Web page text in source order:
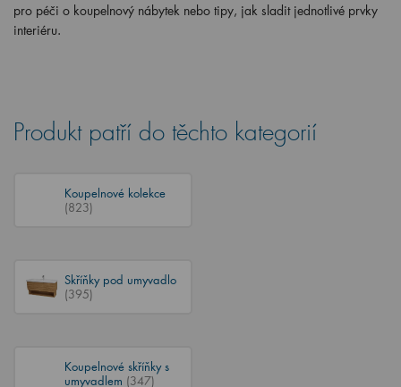
pro péči o koupelnový nábytek nebo tipy, jak sladit jednotlivé prvky
interiéru.
Produkt patří do těchto kategorií
Koupelnové kolekce
(823)
Skříňky pod umyvadlo
(395)
Koupelnové skříňky s
umyvadlem (347)